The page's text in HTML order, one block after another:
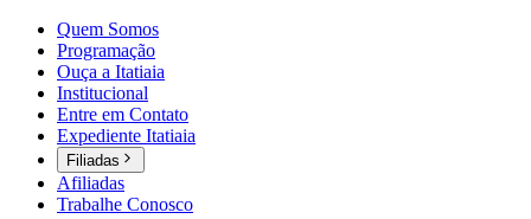
Quem Somos
Programação
Ouça a Itatiaia
Institucional
Entre em Contato
Expediente Itatiaia
Filiadas
Afiliadas
Trabalhe Conosco